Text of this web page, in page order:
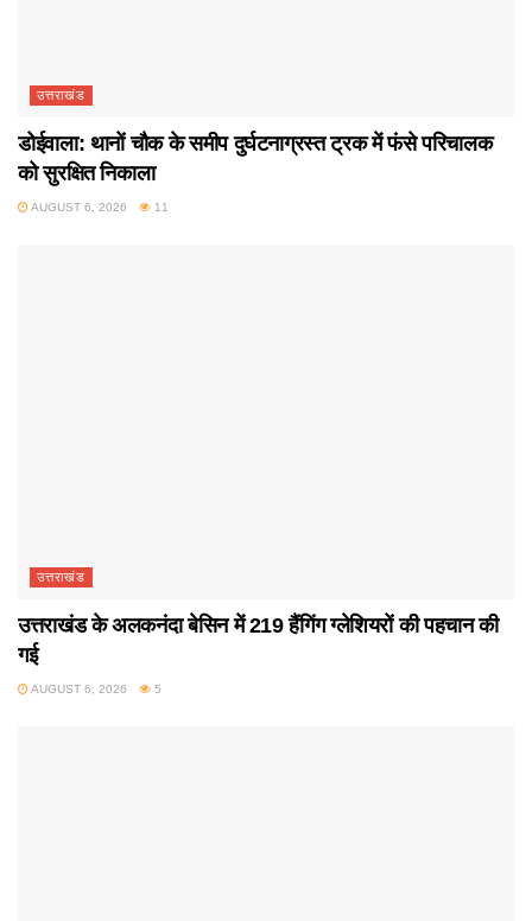
उत्तराखंड
डोईवाला: थानों चौक के समीप दुर्घटनाग्रस्त ट्रक में फंसे परिचालक
को सुरक्षित निकाला
AUGUST 6, 2026 11
उत्तराखंड
उत्तराखंड के अलकनंदा बेसिन में 219 हैंगिंग ग्लेशियरों की पहचान की
गई
AUGUST 6, 2026 5